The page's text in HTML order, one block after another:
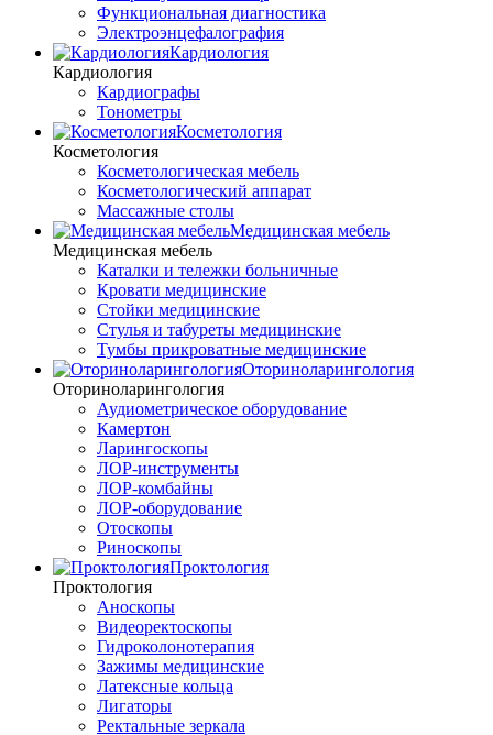
Функциональная диагностика
Электроэнцефалография
Кардиология
Кардиология
Кардиографы
Тонометры
Косметология
Косметология
Косметологическая мебель
Косметологический аппарат
Массажные столы
Медицинская мебель
Медицинская мебель
Каталки и тележки больничные
Кровати медицинские
Стойки медицинские
Стулья и табуреты медицинские
Тумбы прикроватные медицинские
Оториноларингология
Оториноларингология
Аудиометрическое оборудование
Камертон
Ларингоскопы
ЛОР-инструменты
ЛОР-комбайны
ЛОР-оборудование
Отоскопы
Риноскопы
Проктология
Проктология
Аноскопы
Видеоректоскопы
Гидроколонотерапия
Зажимы медицинские
Латексные кольца
Лигаторы
Ректальные зеркала